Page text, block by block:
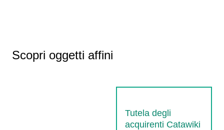
Scopri oggetti affini
Tutela degli
acquirenti Catawiki